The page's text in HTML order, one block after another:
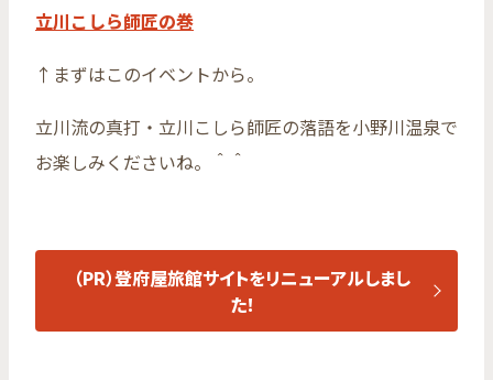
立川こしら師匠の巻
↑まずはこのイベントから。
立川流の真打・立川こしら師匠の落語を小野川温泉で
お楽しみくださいね。＾＾
（PR）登府屋旅館サイトをリニューアルしまし
た！